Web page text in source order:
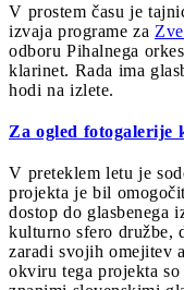
V prostem času je
izvaja programe za
odboru Pihalnega
klarinet. Rada ima
hodi na izlete.
Za ogled fotogalerije
V preteklem letu je
projekta je bil
dostop do glasbenega
kulturno sfero družbe,
zaradi svojih omejitev
okviru tega projekta